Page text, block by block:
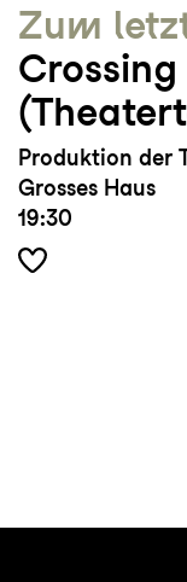
Zum
Produktion der
Grosses Haus
19:30